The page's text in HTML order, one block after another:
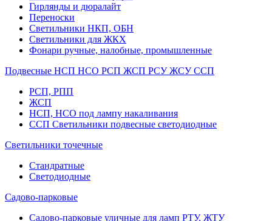
Гирлянды и дюралайт
Переноски
Светильники НКП, ОБН
Светильники для ЖКХ
Фонари ручные, налобные, промышленные
Подвесные НСП НСО РСП ЖСП РСУ ЖСУ ССП
РСП, РПП
ЖСП
НСП, НСО под лампу накаливания
ССП Светильники подвесные светодиодные
Светильники точечные
Стандратные
Светодиодные
Садово-парковые
Садово-парковые уличные для ламп РТУ, ЖТУ